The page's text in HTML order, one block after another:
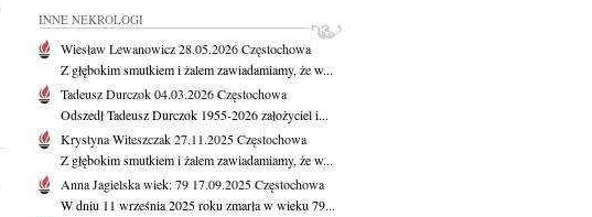
INNE NEKROLOGI
Wiesław Lewanowicz28.05.2026Częstochowa
Z głębokim smutkiem i żalem zawiadamiamy, że w...
Tadeusz Durczok04.03.2026Częstochowa
Odszedł Tadeusz Durczok 1955-2026 założyciel i...
Krystyna Witeszczak27.11.2025Częstochowa
Z głębokim smutkiem i żalem zawiadamiamy, że w...
Anna Jagielskawiek: 79 17.09.2025Częstochowa
W dniu 11 września 2025 roku zmarła w wieku 79...